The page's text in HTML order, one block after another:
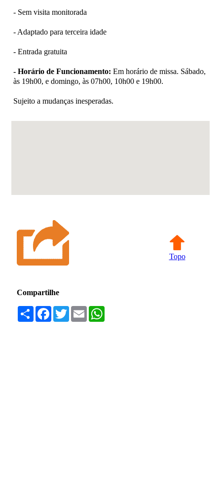
- Sem visita monitorada
- Adaptado para terceira idade
- Entrada gratuita
- Horário de Funcionamento: Em horário de missa. Sábado,
às 19h00, e domingo, às 07h00, 10h00 e 19h00.
Sujeito a mudanças inesperadas.
Topo
Compartilhe
Compartilhar
Facebook
TwitterEmail